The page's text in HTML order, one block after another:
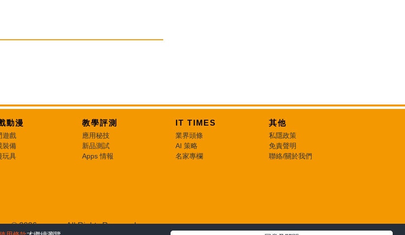
動漫
遊戲
裝備
玩具
教學評測
應用秘技
新品測試
Apps 情報
IT TIMES
業界頭條
AI 策略
名家專欄
其他
私隱政策
免責聲明
聯絡/關於我們
© 2026 e-zone. All Rights Reserved.